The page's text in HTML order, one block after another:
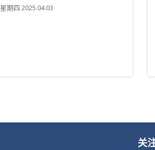
星期四 2025.04.03
关